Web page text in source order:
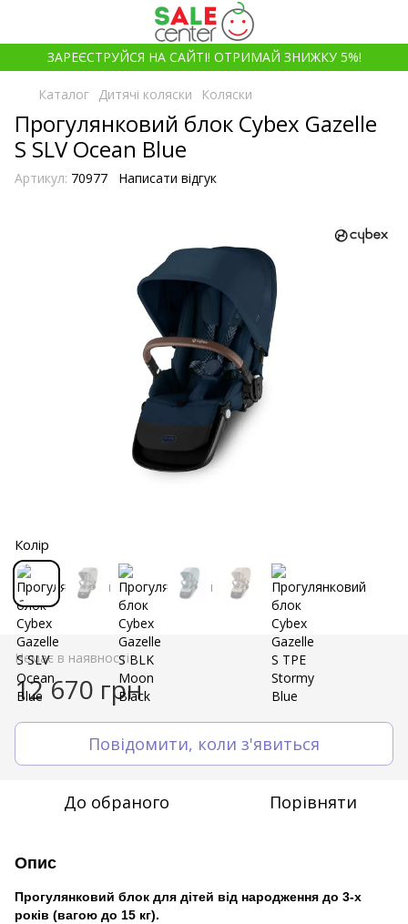
ЗАРЕЄСТРУЙСЯ НА САЙТІ! ОТРИМАЙ ЗНИЖКУ 5%!
Каталог Дитячі коляски Коляски
Прогулянковий блок Cybex Gazelle
S SLV Ocean Blue
Артикул: 70977 Написати відгук
Колір
Немає в наявності
12 670 грн
Повідомити, коли з'явиться
До обраного Порівняти
Опис
Прогулянковий блок для дітей від народження до 3-х
років (вагою до 15 кг).